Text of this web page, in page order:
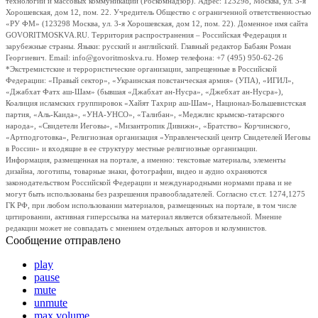
Хорошевская, дом 12, пом. 22. Учредитель Общество с ограниченной ответственностью
«РУ ФМ» (123298 Москва, ул. 3-я Хорошевская, дом 12, пом. 22). Доменное имя сайта
GOVORITMOSKVA.RU. Территория распространения – Российская Федерация и
зарубежные страны. Языки: русский и английский. Главный редактор Бабаян Роман
Георгиевич. Email: info@govoritmoskva.ru. Номер телефона: +7 (495) 950-62-26
*Экстремистские и террористические организации, запрещенные в Российской
Федерации: «Правый сектор», «Украинская повстанческая армия» (УПА), «ИГИЛ»,
«Джабхат Фатх аш-Шам» (бывшая «Джабхат ан-Нусра», «Джебхат ан-Нусра»),
Коалиция исламских группировок «Хайят Тахрир аш-Шам», Национал-Большевистская
партия, «Аль-Каида», «УНА-УНСО», «Талибан», «Меджлис крымско-татарского
народа», «Свидетели Иеговы», «Мизантропик Дивижн», «Братство» Корчинского,
«Артподготовка», Религиозная организация «Управленческий центр Свидетелей Иеговы
в России» и входящие в ее структуру местные религиозные организации.
Информация, размещенная на портале, а именно: текстовые материалы, элементы
дизайна, логотипы, товарные знаки, фотографии, видео и аудио охраняются
законодательством Российской Федерации и международными нормами права и не
могут быть использованы без разрешения правообладателей. Согласно ст.ст. 1274,1275
ГК РФ, при любом использовании материалов, размещенных на портале, в том числе
цитировании, активная гиперссылка на материал является обязательной. Мнение
редакции может не совпадать с мнением отдельных авторов и колумнистов.
Сообщение отправлено
play
pause
mute
unmute
max volume